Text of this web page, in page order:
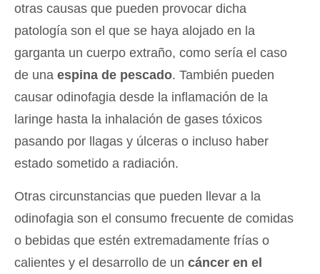
otras causas que pueden provocar dicha
patología son el que se haya alojado en la
garganta un cuerpo extraño, como sería el caso
de una espina de pescado. También pueden
causar odinofagia desde la inflamación de la
laringe hasta la inhalación de gases tóxicos
pasando por llagas y úlceras o incluso haber
estado sometido a radiación.
Otras circunstancias que pueden llevar a la
odinofagia son el consumo frecuente de comidas
o bebidas que estén extremadamente frías o
calientes y el desarrollo de un cáncer en el